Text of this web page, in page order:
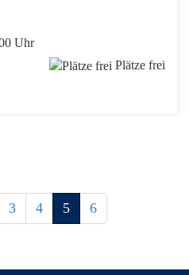
Uhr
Plätze frei
3 4 5 6